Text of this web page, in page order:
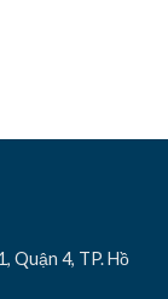
Quận 4, TP. Hồ